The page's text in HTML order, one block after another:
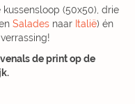
(50x50), drie
Salades naar Italië) én
de print op de